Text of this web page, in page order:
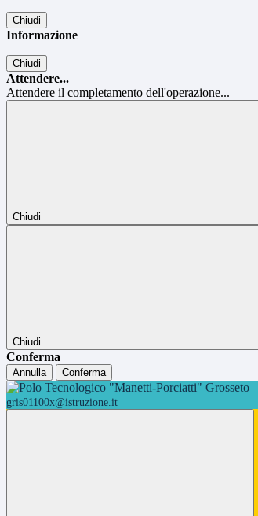
Chiudi
Informazione
Chiudi
Attendere...
Attendere il completamento dell'operazione...
Chiudi
Chiudi
Conferma
Annulla Conferma
gris01100x@istruzione.it